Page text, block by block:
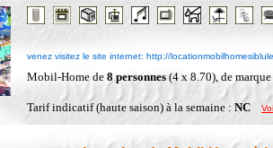
venez visitez le site internet: http://
Mobil-Home de 8 personnes (4 x 8.70), de
Tarif indicatif (haute saison) à la semaine : NC